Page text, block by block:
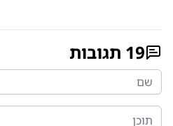
19 תגובות